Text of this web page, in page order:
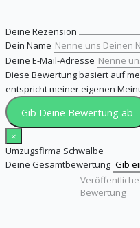
Deine Rezension
Dein Name
Deine E-Mail-Adresse
Diese Bewertung basiert auf
entspricht meiner eigenen
Gib Deine Bewertung ab
×
Umzugsfirma Schwalbe
Deine Gesamtbewertung